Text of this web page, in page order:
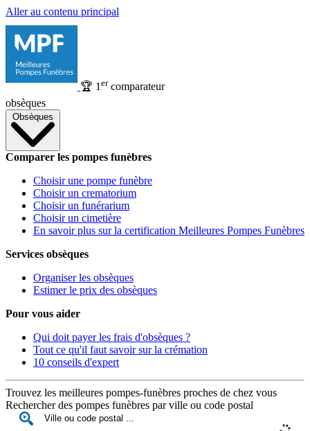
Aller au contenu principal
🏆 1 ercomparateur
obsèques
Obsèques
Comparer les pompes funèbres
Choisir une pompe funèbre
Choisir un crematorium
Choisir un funérarium
Choisir un cimetière
En savoir plus sur la certification Meilleures Pompes Funèbres
Services obsèques
Organiser les obsèques
Estimer le prix des obsèques
Pour vous aider
Qui doit payer les frais d'obsèques ?
Tout ce qu'il faut savoir sur la crémation
10 conseils d'expert
Trouvez les meilleures pompes-funèbres proches de chez vous
Rechercher des pompes funèbres par ville ou code postal